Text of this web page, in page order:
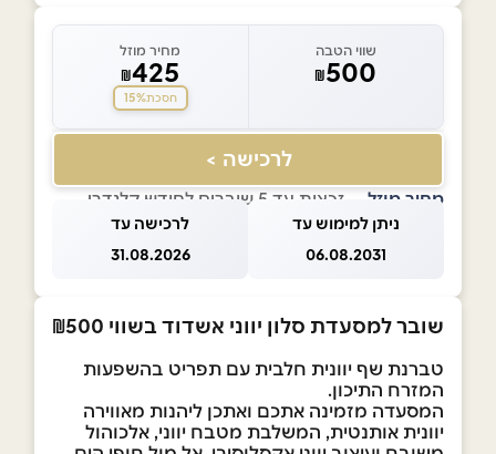
שווי הטבה
₪500
מחיר מוזל
₪425
חסכת15%
לרכישה >
מחיר מוזל — זכאות עד 5 שוברים לחודש קלנדרי
ניתן למימוש עד
06.08.2031
לרכישה עד
31.08.2026
שובר למסעדת סלון יווני אשדוד בשווי ₪500
טברנת שף יוונית חלבית עם תפריט בהשפעות
המזרח התיכון.
המסעדה מזמינה אתכם ואתכן ליהנות מאווירה
יוונית אותנטית, המשלבת מטבח יווני, אלכוהול